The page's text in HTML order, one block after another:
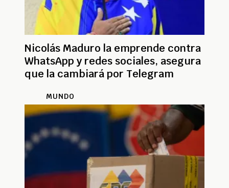
Nicolás Maduro la emprende contra
WhatsApp y redes sociales, asegura
que la cambiará por Telegram
MUNDO